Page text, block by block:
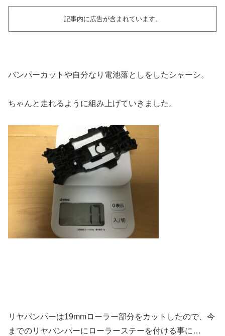
記事内に広告が含まれています。
バンパーカットや自分なり電池落としをしたシャーシ。
ちゃんと走れるように組み上げていきました。
リヤバンパーは19mmローラー部分をカットしたので、今
までのリヤバンパーにローラーステーを付ける事に…